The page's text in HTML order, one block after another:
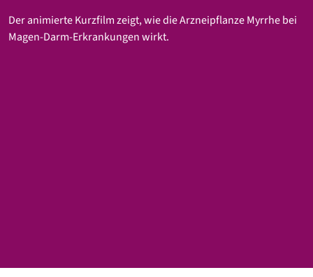
Der animierte Kurzfilm zeigt, wie die Arzneipflanze Myrrhe bei
Magen-Darm-Erkrankungen wirkt.